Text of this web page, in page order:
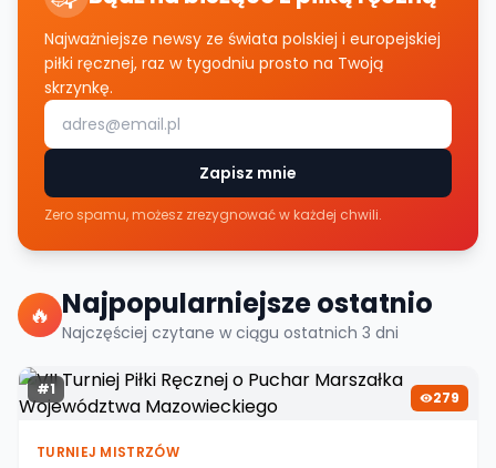
Najważniejsze newsy ze świata polskiej i europejskiej
piłki ręcznej, raz w tygodniu prosto na Twoją
skrzynkę.
Zapisz mnie
Zero spamu, możesz zrezygnować w każdej chwili.
🔥 Najpopularniejsze ostatnio
Najczęściej czytane w ciągu ostatnich 3 dni
#1 279
TURNIEJ MISTRZÓW